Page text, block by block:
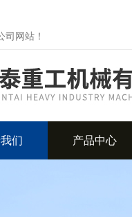
网站！
们 产品中心